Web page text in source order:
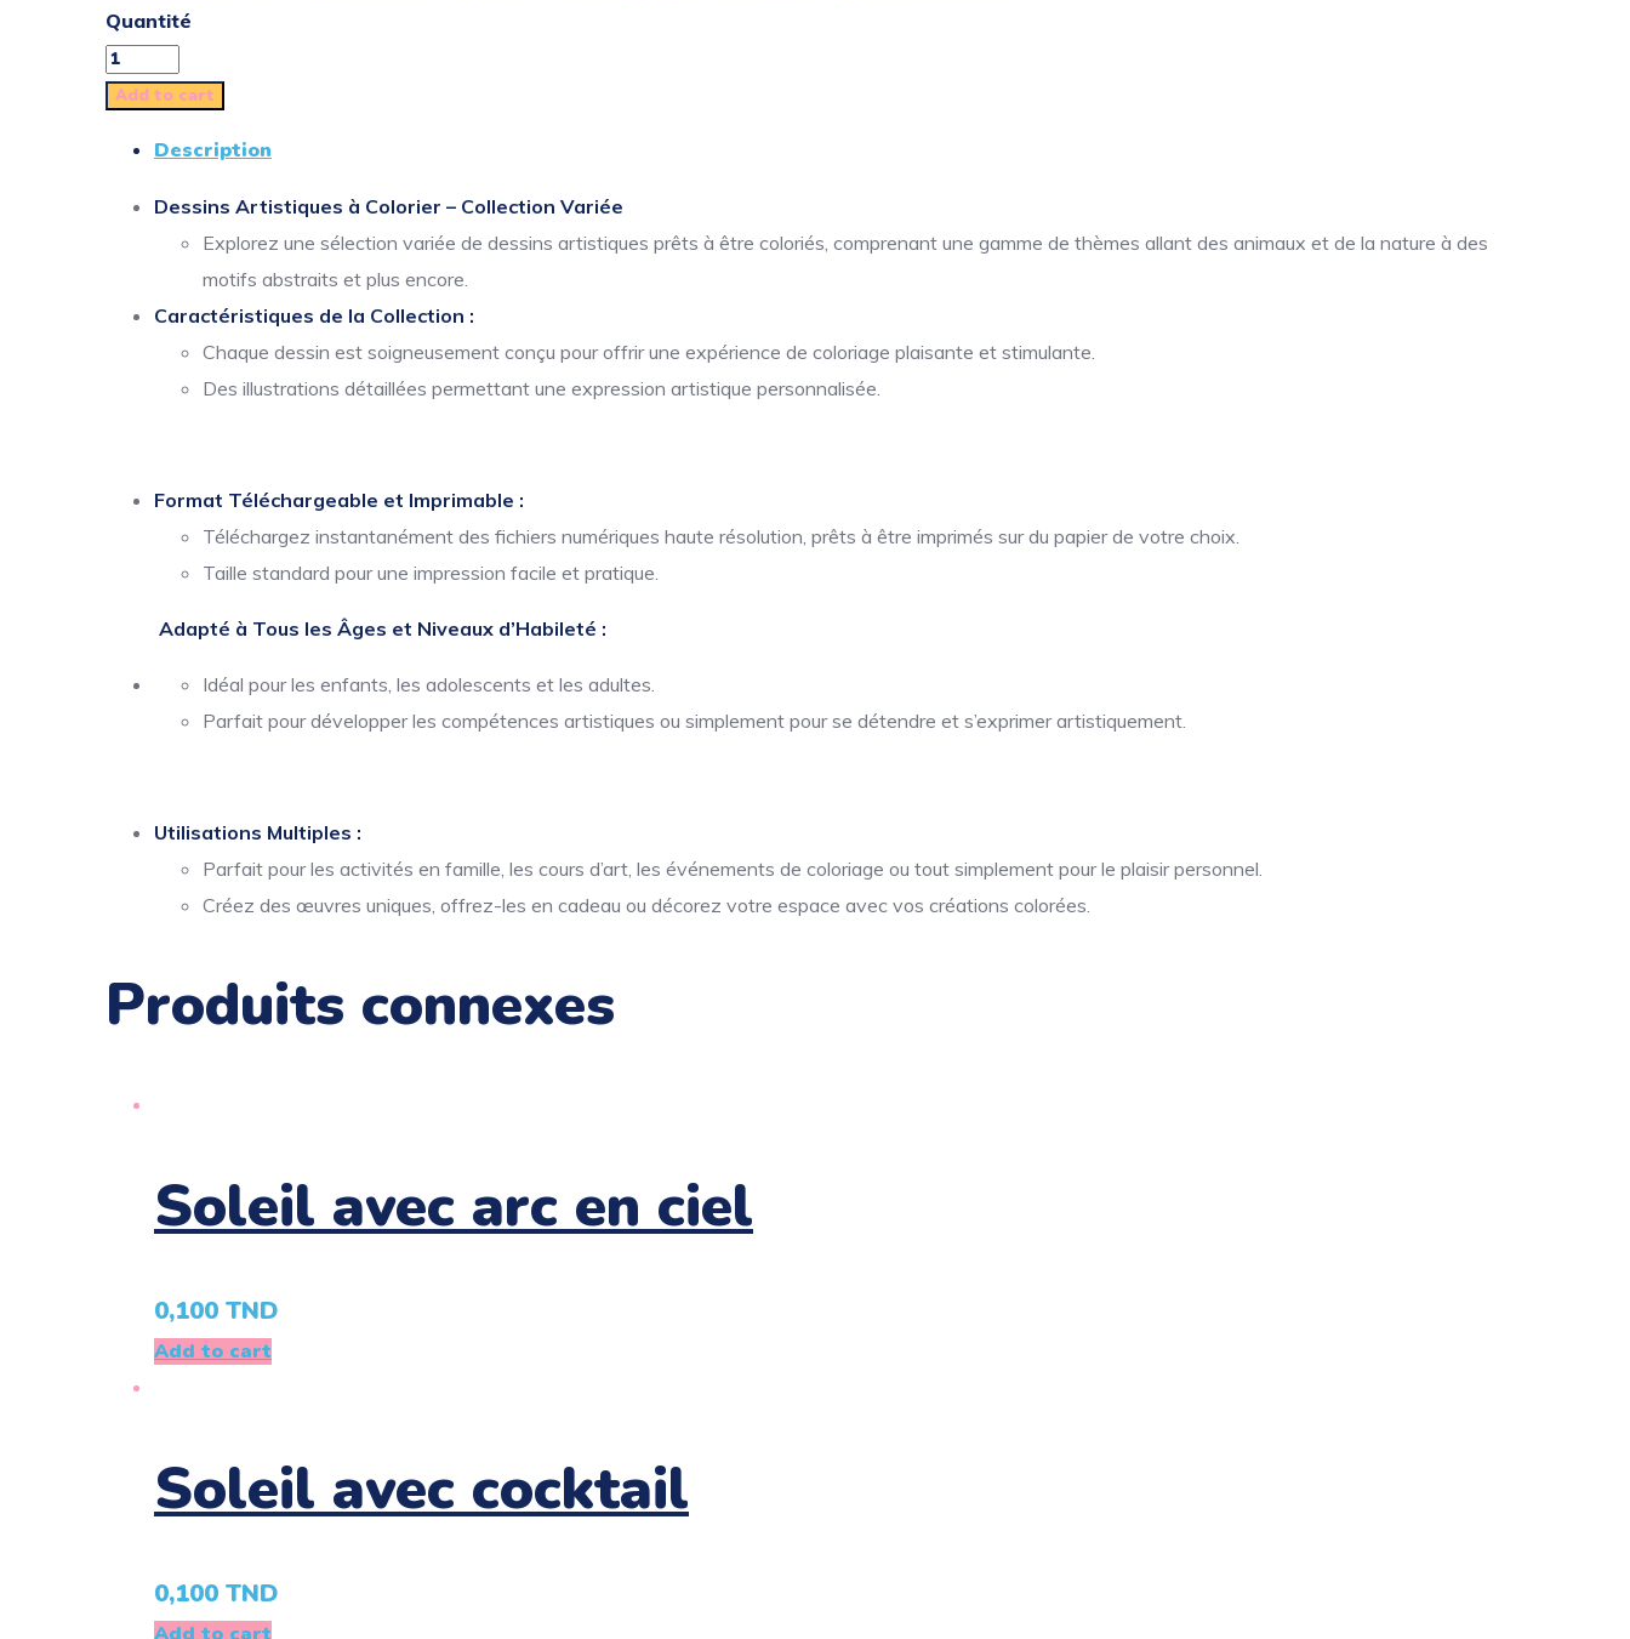
Quantité
Add to cart
Description
Dessins Artistiques à Colorier – Collection Variée
Explorez une sélection variée de dessins artistiques prêts à être coloriés, comprenant une gamme de thèmes allant des animaux et de la nature à des
motifs abstraits et plus encore.
Caractéristiques de la Collection :
Chaque dessin est soigneusement conçu pour offrir une expérience de coloriage plaisante et stimulante.
Des illustrations détaillées permettant une expression artistique personnalisée.
Format Téléchargeable et Imprimable :
Téléchargez instantanément des fichiers numériques haute résolution, prêts à être imprimés sur du papier de votre choix.
Taille standard pour une impression facile et pratique.
Adapté à Tous les Âges et Niveaux d’Habileté :
Idéal pour les enfants, les adolescents et les adultes.
Parfait pour développer les compétences artistiques ou simplement pour se détendre et s’exprimer artistiquement.
Utilisations Multiples :
Parfait pour les activités en famille, les cours d’art, les événements de coloriage ou tout simplement pour le plaisir personnel.
Créez des œuvres uniques, offrez-les en cadeau ou décorez votre espace avec vos créations colorées.
Produits connexes
Soleil avec arc en ciel
0,100 TND
Add to cart
Soleil avec cocktail
0,100 TND